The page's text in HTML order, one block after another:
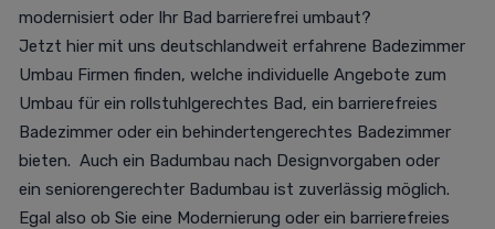
modernisiert oder Ihr Bad barrierefrei umbaut?
Jetzt hier mit uns deutschlandweit erfahrene Badezimmer
Umbau Firmen finden, welche individuelle Angebote zum
Umbau für ein rollstuhlgerechtes Bad, ein barrierefreies
Badezimmer oder ein behindertengerechtes Badezimmer
bieten. Auch ein Badumbau nach Designvorgaben oder
ein seniorengerechter Badumbau ist zuverlässig möglich.
Egal also ob Sie eine Modernierung oder ein barrierefreies